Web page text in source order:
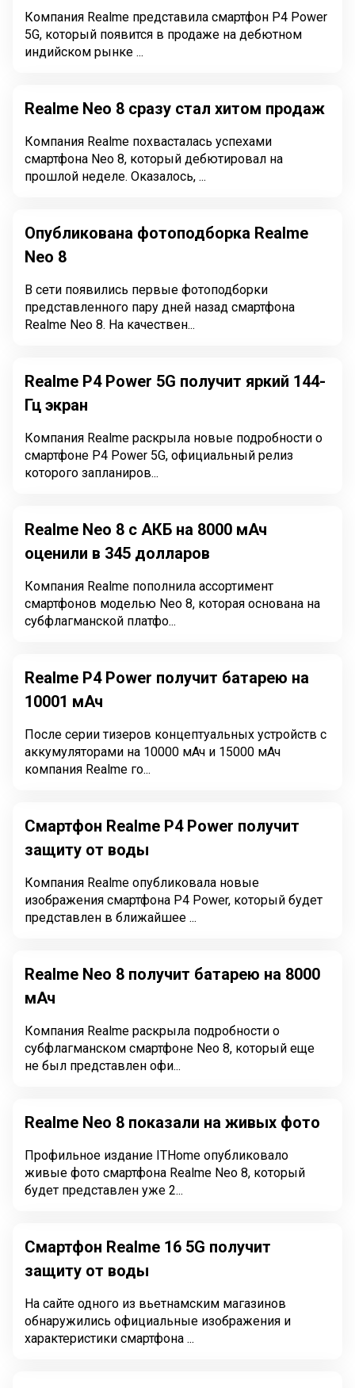
Компания Realme представила смартфон P4 Power
5G, который появится в продаже на дебютном
индийском рынке ...
Realme Neo 8 сразу стал хитом продаж
Компания Realme похвасталась успехами
смартфона Neo 8, который дебютировал на
прошлой неделе. Оказалось, ...
Опубликована фотоподборка Realme
Neo 8
В сети появились первые фотоподборки
представленного пару дней назад смартфона
Realme Neo 8. На качествен...
Realme P4 Power 5G получит яркий 144-
Гц экран
Компания Realme раскрыла новые подробности о
смартфоне P4 Power 5G, официальный релиз
которого запланиров...
Realme Neo 8 с АКБ на 8000 мАч
оценили в 345 долларов
Компания Realme пополнила ассортимент
смартфонов моделью Neo 8, которая основана на
субфлагманской платфо...
Realme P4 Power получит батарею на
10001 мАч
После серии тизеров концептуальных устройств с
аккумуляторами на 10000 мАч и 15000 мАч
компания Realme го...
Смартфон Realme P4 Power получит
защиту от воды
Компания Realme опубликовала новые
изображения смартфона P4 Power, который будет
представлен в ближайшее ...
Realme Neo 8 получит батарею на 8000
мАч
Компания Realme раскрыла подробности о
субфлагманском смартфоне Neo 8, который еще
не был представлен офи...
Realme Neo 8 показали на живых фото
Профильное издание ITHome опубликовало
живые фото смартфона Realme Neo 8, который
будет представлен уже 2...
Смартфон Realme 16 5G получит
защиту от воды
На сайте одного из вьетнамским магазинов
обнаружились официальные изображения и
характеристики смартфона ...